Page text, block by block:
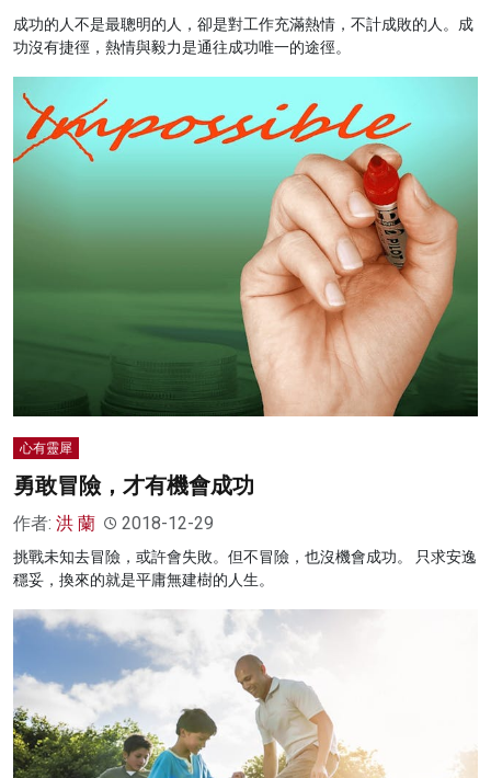
成功的人不是最聰明的人，卻是對工作充滿熱情，不計成敗的人。成
功沒有捷徑，熱情與毅力是通往成功唯一的途徑。
心有靈犀
勇敢冒險，才有機會成功
作者: 洪 蘭 2018-12-29
挑戰未知去冒險，或許會失敗。但不冒險，也沒機會成功。 只求安逸
穩妥，換來的就是平庸無建樹的人生。